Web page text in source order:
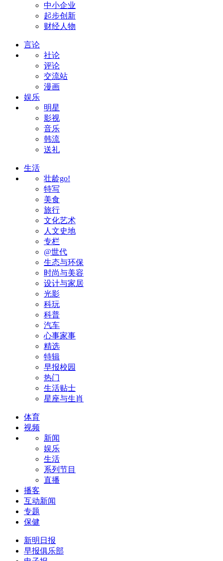
中小企业
起步创新
财经人物
言论
社论
评论
交流站
漫画
娱乐
明星
影视
音乐
韩流
送礼
生活
壮龄go!
特写
美食
旅行
文化艺术
人文史地
专栏
@世代
生态与环保
时尚与美容
设计与家居
光影
科玩
科普
汽车
心事家事
精选
特辑
早报校园
热门
生活贴士
星座与生肖
体育
视频
新闻
娱乐
生活
系列节目
直播
播客
互动新闻
专题
保健
新明日报
早报俱乐部